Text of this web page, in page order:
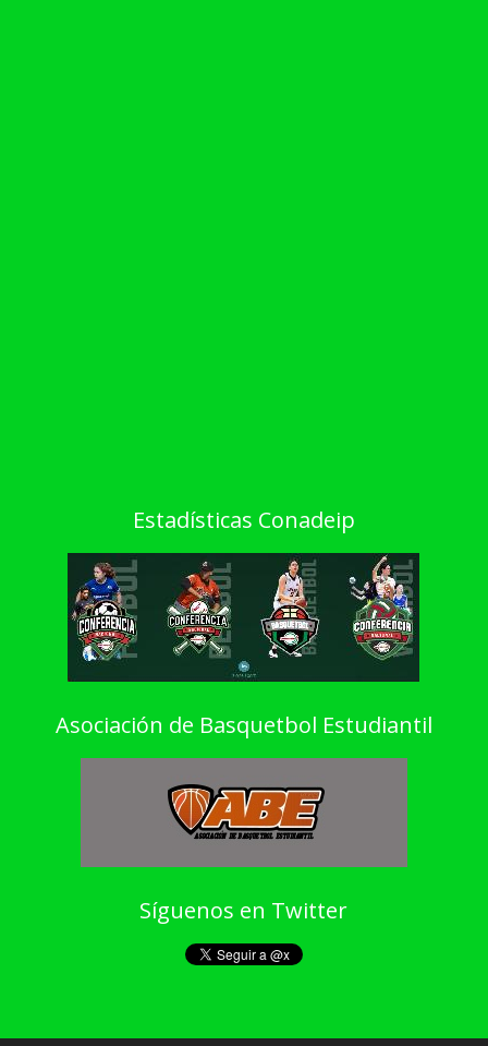
Estadísticas Conadeip
Asociación de Basquetbol Estudiantil
Síguenos en Twitter